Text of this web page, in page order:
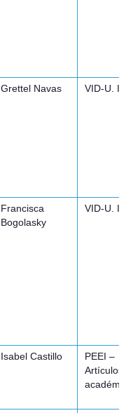
Grettel Navas VID-U.
Francisca
Bogolasky
VID-U.
Isabel Castillo
PEEI –
Artículos